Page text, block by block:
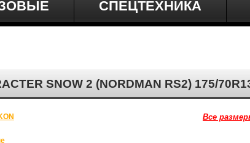
СПЕЦТЕХНИКА
SNOW 2 (NORDMAN RS2) 175/
Все